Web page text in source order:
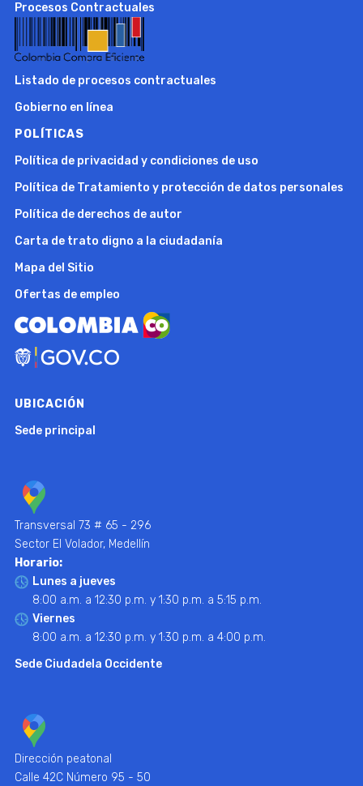
Procesos Contractuales
Listado de procesos contractuales
Gobierno en línea
POLÍTICAS
Política de privacidad y condiciones de uso
Política de Tratamiento y protección de datos personales
Política de derechos de autor
Carta de trato digno a la ciudadanía
Mapa del Sitio
Ofertas de empleo
UBICACIÓN
Sede principal
Transversal 73 # 65 - 296
Sector El Volador, Medellín
Horario:
Lunes a jueves
8:00 a.m. a 12:30 p.m. y 1:30 p.m. a 5:15 p.m.
Viernes
8:00 a.m. a 12:30 p.m. y 1:30 p.m. a 4:00 p.m.
Sede Ciudadela Occidente
Dirección peatonal
Calle 42C Número 95 - 50